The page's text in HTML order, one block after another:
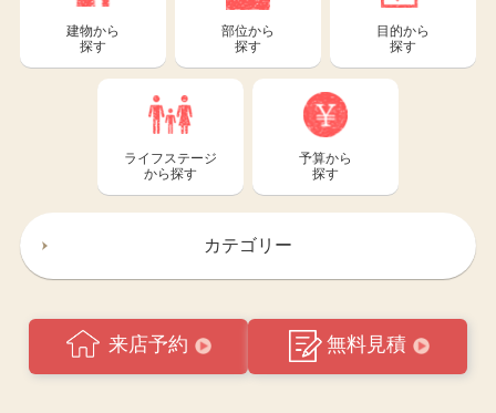
建物から
探す
部位から
探す
目的から
探す
ライフステージ
から探す
予算から
探す
カテゴリー
来店予約 無料見積